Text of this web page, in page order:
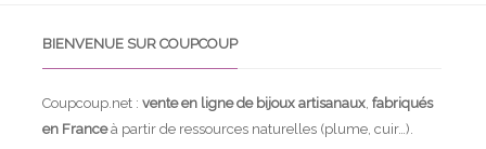
BIENVENUE SUR COUPCOUP
Coupcoup.net : vente en ligne de bijoux artisanaux fabriqués
en Franceà partir de ressources naturelles (plume, cuir…).